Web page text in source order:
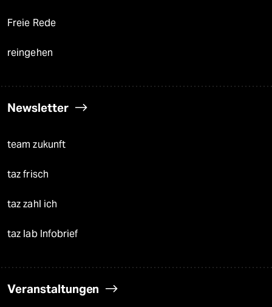
Freie Rede
reingehen
Newsletter
team zukunft
taz frisch
taz zahl ich
taz lab Infobrief
Veranstaltungen